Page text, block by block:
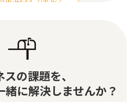
スの課題を、
緒に解決しませんか？